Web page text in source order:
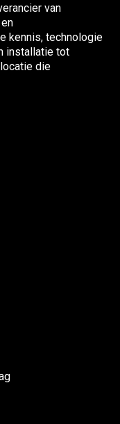
van
kennis, technologie
installatie tot
die